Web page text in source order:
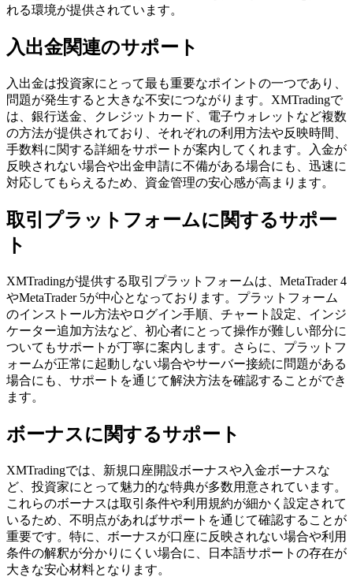
れる環境が提供されています。
入出金関連のサポート
入出金は投資家にとって最も重要なポイントの一つであり、
問題が発生すると大きな不安につながります。XMTradingで
は、銀行送金、クレジットカード、電子ウォレットなど複数
の方法が提供されており、それぞれの利用方法や反映時間、
手数料に関する詳細をサポートが案内してくれます。入金が
反映されない場合や出金申請に不備がある場合にも、迅速に
対応してもらえるため、資金管理の安心感が高まります。
取引プラットフォームに関するサポー
ト
XMTradingが提供する取引プラットフォームは、MetaTrader 4
やMetaTrader 5が中心となっております。プラットフォーム
のインストール方法やログイン手順、チャート設定、インジ
ケーター追加方法など、初心者にとって操作が難しい部分に
ついてもサポートが丁寧に案内します。さらに、プラットフ
ォームが正常に起動しない場合やサーバー接続に問題がある
場合にも、サポートを通じて解決方法を確認することができ
ます。
ボーナスに関するサポート
XMTradingでは、新規口座開設ボーナスや入金ボーナスな
ど、投資家にとって魅力的な特典が多数用意されています。
これらのボーナスは取引条件や利用規約が細かく設定されて
いるため、不明点があればサポートを通じて確認することが
重要です。特に、ボーナスが口座に反映されない場合や利用
条件の解釈が分かりにくい場合に、日本語サポートの存在が
大きな安心材料となります。